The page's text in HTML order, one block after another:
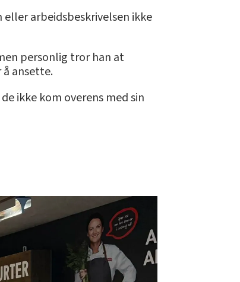
arbeidsbeskrivelsen ikke
personlig tror han at
ansette.
ikke kom overens med sin